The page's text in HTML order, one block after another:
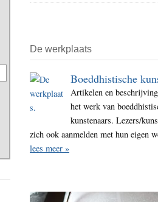
De werkplaats
Boeddhistische
Artikelen en
het werk van
kunstenaars. Lezers/
zich ook aanmelden met hun eigen
lees meer »